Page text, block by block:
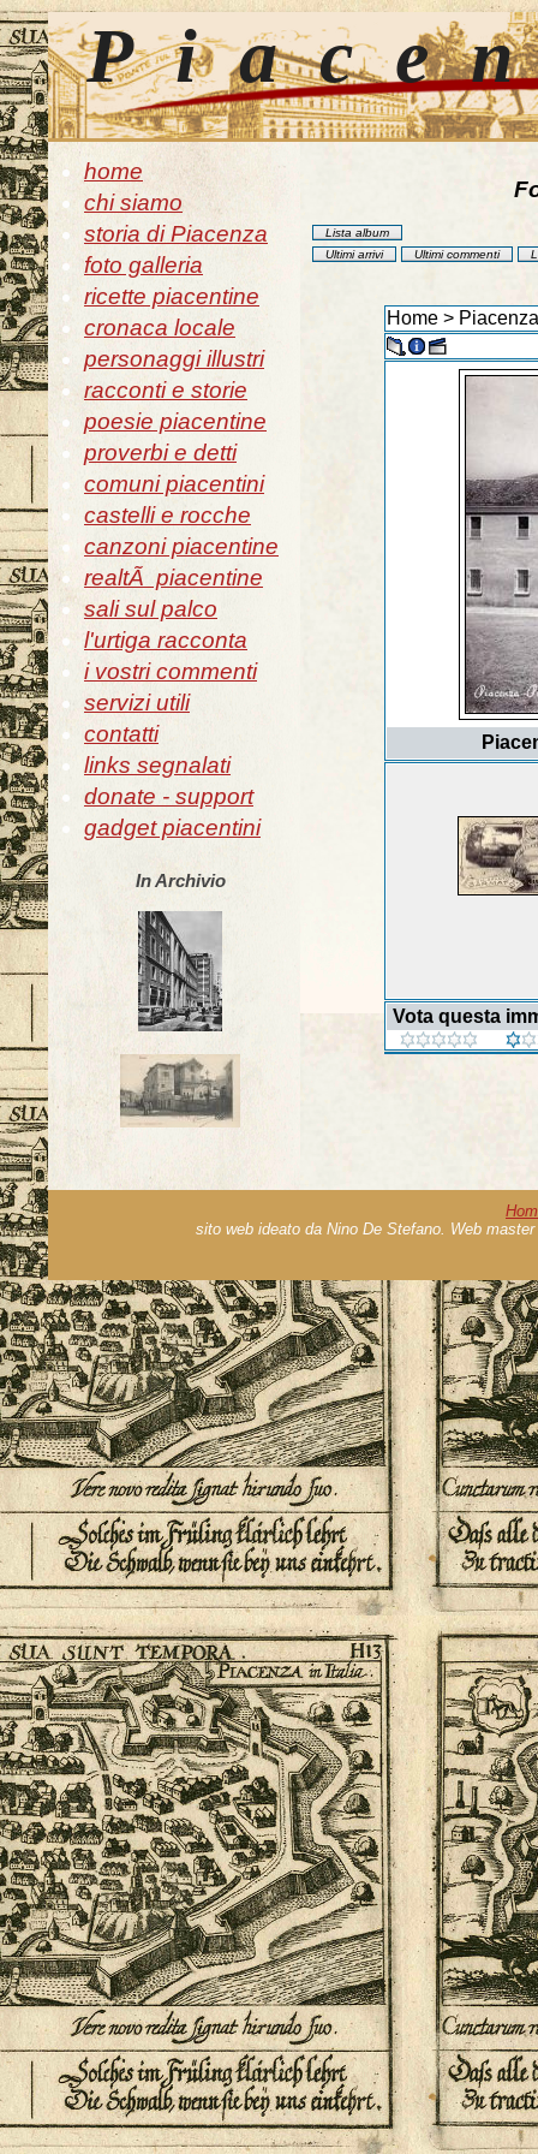
home
chi siamo
storia di Piacenza
foto galleria
ricette piacentine
cronaca locale
personaggi illustri
racconti e storie
poesie piacentine
proverbi e detti
comuni piacentini
castelli e rocche
canzoni piacentine
realtÃ piacentine
sali sul palco
l'urtiga racconta
i vostri commenti
servizi utili
contatti
links segnalati
donate - support
gadget piacentini
In Archivio
Lista album
Ultimi arrivi
Ultimi commenti
Home >
Vota questa
sito web ideato da Nino De Stefano. Web